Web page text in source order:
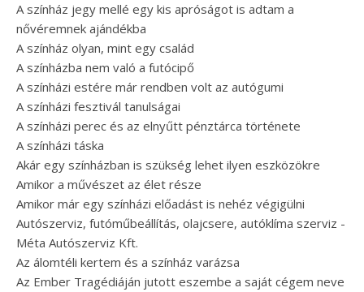
A színház jegy mellé egy kis apróságot is adtam a
nővéremnek ajándékba
A színház olyan, mint egy család
A színházba nem való a futócipő
A színházi estére már rendben volt az autógumi
A színházi fesztivál tanulságai
A színházi perec és az elnyűtt pénztárca története
A színházi táska
Akár egy színházban is szükség lehet ilyen eszközökre
Amikor a művészet az élet része
Amikor már egy színházi előadást is nehéz végigülni
Autószerviz, futóműbeállítás, olajcsere, autóklíma szerviz -
Méta Autószerviz Kft.
Az álomtéli kertem és a színház varázsa
Az Ember Tragédiáján jutott eszembe a saját cégem neve